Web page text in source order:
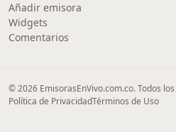
Añadir emisora
Widgets
Comentarios
© 2026 EmisorasEnVivo.com.co. Todos
Política de PrivacidadTérminos de Uso